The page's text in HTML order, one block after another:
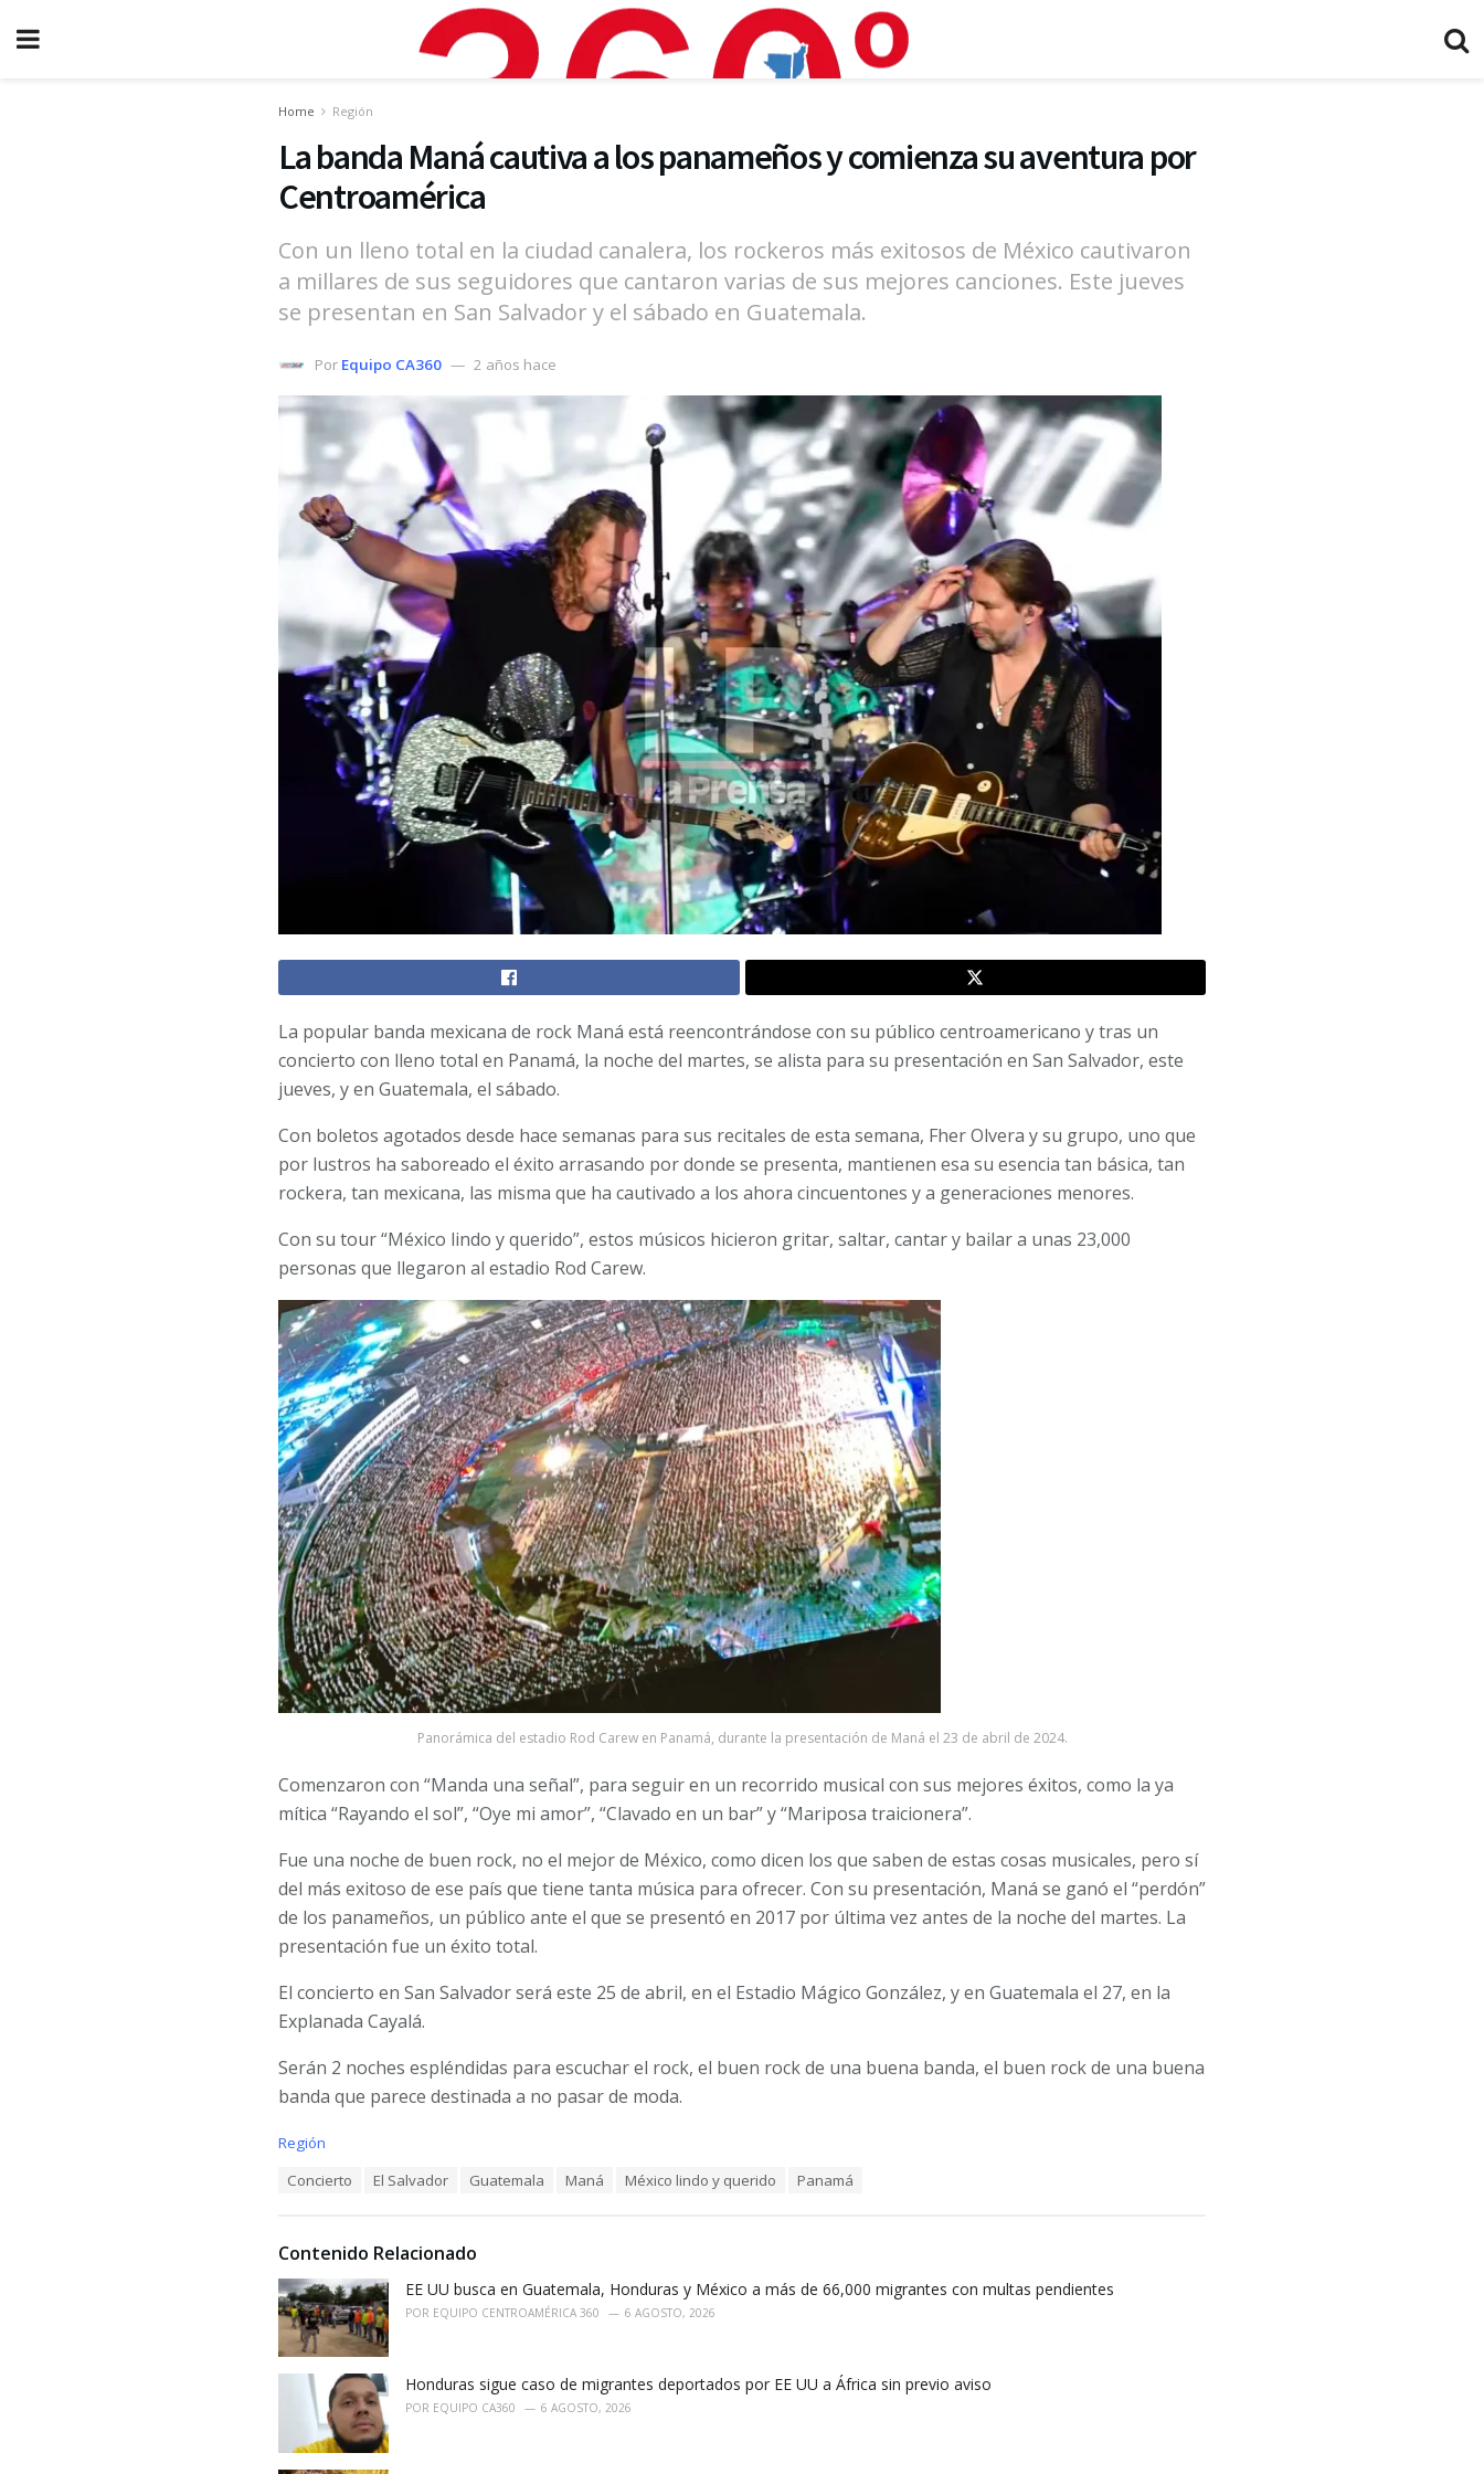
Home Región
La banda Maná cautiva a los panameños y comienza su aventura por
Centroamérica
Con un lleno total en la ciudad canalera, los rockeros más exitosos de México cautivaron
a millares de sus seguidores que cantaron varias de sus mejores canciones. Este jueves
se presentan en San Salvador y el sábado en Guatemala.
Por Equipo CA360 2 años hace
La popular banda mexicana de rock Maná está reencontrándose con su público centroamericano y tras un
concierto con lleno total en Panamá, la noche del martes, se alista para su presentación en San Salvador, este
jueves, y en Guatemala, el sábado.
Con boletos agotados desde hace semanas para sus recitales de esta semana, Fher Olvera y su grupo, uno que
por lustros ha saboreado el éxito arrasando por donde se presenta, mantienen esa su esencia tan básica, tan
rockera, tan mexicana, las misma que ha cautivado a los ahora cincuentones y a generaciones menores.
Con su tour “México lindo y querido”, estos músicos hicieron gritar, saltar, cantar y bailar a unas 23,000
personas que llegaron al estadio Rod Carew.
Panorámica del estadio Rod Carew en Panamá, durante la presentación de Maná el 23 de abril de 2024.
Comenzaron con “Manda una señal”, para seguir en un recorrido musical con sus mejores éxitos, como la ya
mítica “Rayando el sol”, “Oye mi amor”, “Clavado en un bar” y “Mariposa traicionera”.
Fue una noche de buen rock, no el mejor de México, como dicen los que saben de estas cosas musicales, pero sí
del más exitoso de ese país que tiene tanta música para ofrecer. Con su presentación, Maná se ganó el “perdón”
de los panameños, un público ante el que se presentó en 2017 por última vez antes de la noche del martes. La
presentación fue un éxito total.
El concierto en San Salvador será este 25 de abril, en el Estadio Mágico González, y en Guatemala el 27, en la
Explanada Cayalá.
Serán 2 noches espléndidas para escuchar el rock, el buen rock de una buena banda, el buen rock de una buena
banda que parece destinada a no pasar de moda.
C
r
i
e
s
Región
:
Concierto El Salvador Guatemala Maná México lindo y querido Panamá
Contenido Relacionado
EE UU busca en Guatemala, Honduras y México a más de 66,000 migrantes con multas pendientes
POR EQUIPO CENTROAMÉRICA 360 6 AGOSTO, 2026
Honduras sigue caso de migrantes deportados por EE UU a África sin previo aviso
POR EQUIPO CA360 6 AGOSTO, 2026